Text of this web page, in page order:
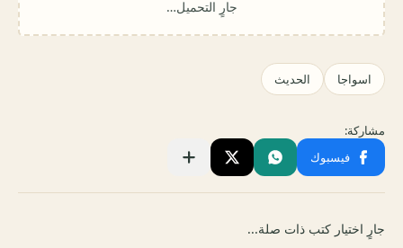
جارٍ اختيار كتب ذات صلة...